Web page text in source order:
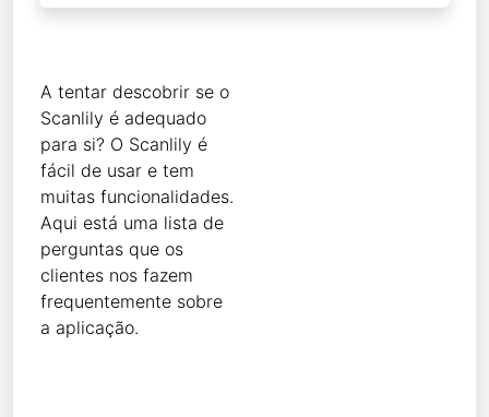
A tentar descobrir se o
Scanlily é adequado
para si? O Scanlily é
fácil de usar e tem
muitas funcionalidades.
Aqui está uma lista de
perguntas que os
clientes nos fazem
frequentemente sobre
a aplicação.